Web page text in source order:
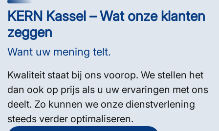
KERN Kassel – Wat onze klanten
zeggen
Want uw mening telt.
Kwaliteit staat bij ons voorop. We stellen het
dan ook op prijs als u uw ervaringen met ons
deelt. Zo kunnen we onze dienstverlening
steeds verder optimaliseren.